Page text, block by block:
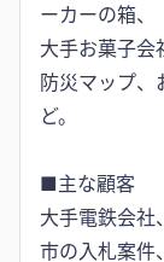
ーカーの箱、
大手お菓子会
防災マップ、
ど。
■主な顧客
大手電鉄会社
市の入札案件